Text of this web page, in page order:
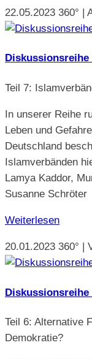
22.05.2023 360° |
Teil 7:
In unserer Reihe
Leben und
Deutschland
Islamverbänden
Lamya Kaddor,
Susanne Schröter
Weiterlesen
20.01.2023 360° |
Teil 6: Alternative
Demokratie?